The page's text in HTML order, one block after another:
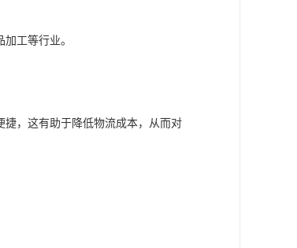
工等行业。
，这有助于降低物流成本，从而对